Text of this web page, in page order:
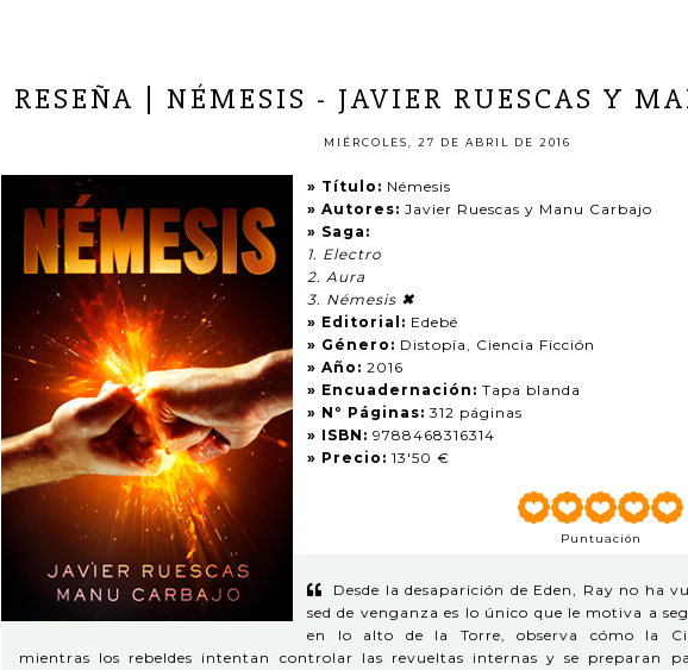
RESEÑA | NÉMESIS - JAVIER RUESCAS Y
MIÉRCOLES, 27 DE ABRIL DE 2016
» Título: Némesis
» Autores: Javier Ruescas y Manu Carbajo
» Saga:
1. Electro
2. Aura
3. Némesis ✖
» Editorial: Edebé
» Género: Distopía, Ciencia Ficción
» Año: 2016
» Encuadernación: Tapa blanda
» Nº Páginas: 312 páginas
» ISBN: 9788468316314
» Precio: 13'50 €
Puntuación
Desde la desaparición de Eden, Ray no ha
sed de venganza es lo único que le motiva a
en lo alto de la Torre, observa cómo la
mientras los rebeldes intentan controlar las revueltas internas y se preparan